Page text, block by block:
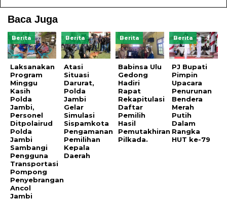
Baca Juga
Berita
Laksanakan
Program
Minggu
Kasih
Polda
Jambi,
Personel
Ditpolairud
Polda
Jambi
Sambangi
Pengguna
Transportasi
Pompong
Penyebrangan
Ancol
Jambi
Berita
Atasi
Situasi
Darurat,
Polda
Jambi
Gelar
Simulasi
Sispamkota
Pengamanan
Pemilihan
Kepala
Daerah
Berita
Babinsa Ulu
Gedong
Hadiri
Rapat
Rekapitulasi
Daftar
Pemilih
Hasil
Pemutakhiran
Pilkada.
Berita
PJ Bupati
Pimpin
Upacara
Penurunan
Bendera
Merah
Putih
Dalam
Rangka
HUT ke-79